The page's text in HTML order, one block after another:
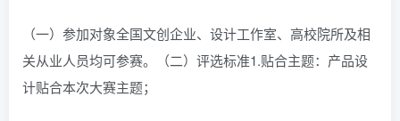
（一）参加对象全国文创企业、设计工作室、高校院所及相
关从业人员均可参赛。（二）评选标准1.贴合主题：产品设
计贴合本次大赛主题；